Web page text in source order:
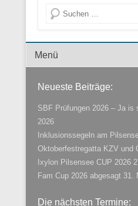
Suche
Menü der Fußzeile
Neueste Beiträge:
SBF Prüfungen 2026 – Ja is
2026
Inklusionssegeln am
Oktoberfestregatta KZV und
Ixylon Pilsensee CUP 2026
Fam Cup 2026 abgesagt 31.
Die nächsten Termine: